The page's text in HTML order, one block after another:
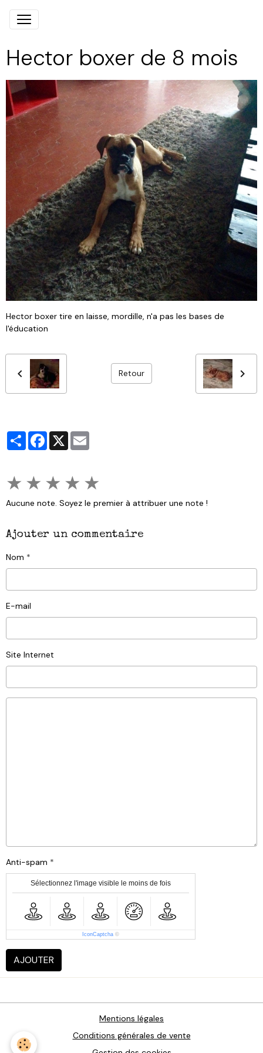
Hector boxer de 8 mois
Hector boxer tire en laisse, mordille, n'a pas les bases de
l'éducation
Retour
PartagerFacebook
X
★ ★ ★ ★ ★
Aucune note. Soyez le premier à attribuer une note !
Ajouter un commentaire
Nom
E-mail
Site Internet
Anti-spam
Sélectionnez l'image visible le moins de fois
IconCaptcha ©
AJOUTER
Mentions légales
Conditions générales de vente